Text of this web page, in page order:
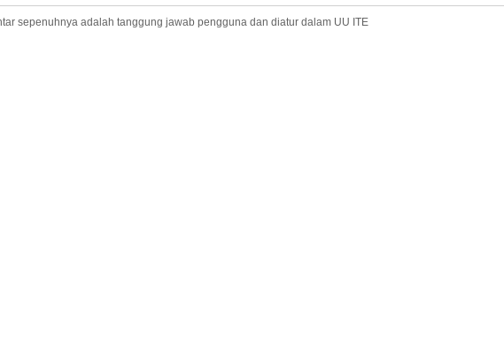
sepenuhnya adalah tanggung jawab pengguna dan diatur dalam UU ITE